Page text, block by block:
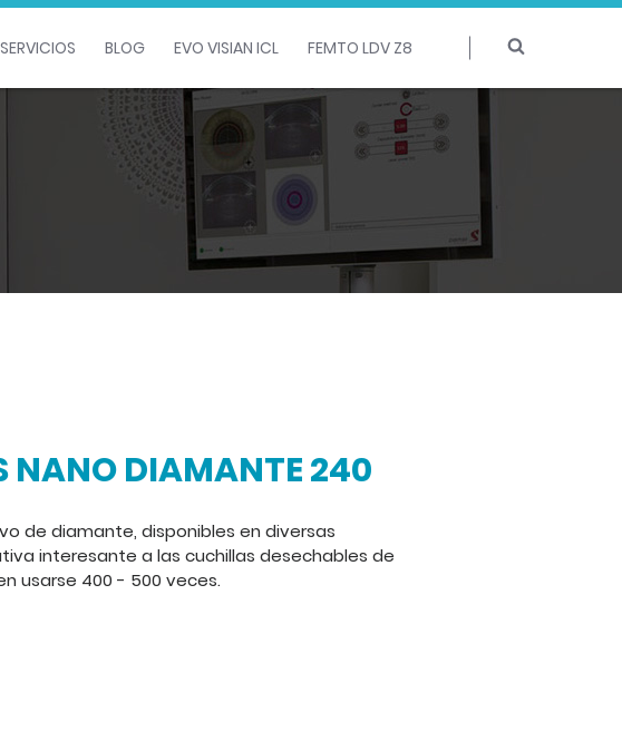
SERVICIOS BLOG EVO VISIAN ICL FEMTO LDV Z8
NANO DIAMANTE 240
de diamante, disponibles en diversas
interesante a las cuchillas desechables de
usarse 400 - 500 veces.